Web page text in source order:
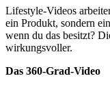
Lifestyle-Videos
ein Produkt, sondern
wenn du das besitzt?
wirkungsvoller.
Das 360-Grad-Video